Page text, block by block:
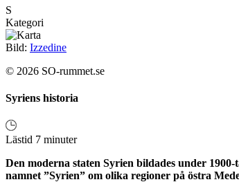
S
Kategori
Bild: Izzedine
© 2026 SO-rummet.se
Syriens historia
Lästid 7 minuter
Den moderna staten Syrien bildades under
namnet ”Syrien” om olika regioner på östra